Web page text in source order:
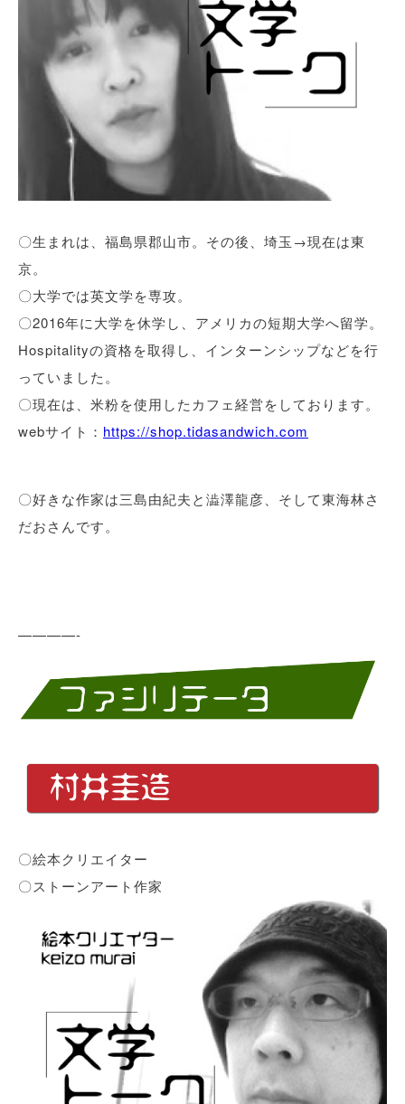
〇生まれは、福島県郡山市。その後、埼玉→現在は東
京。
〇大学では英文学を専攻。
〇2016年に大学を休学し、アメリカの短期大学へ留学。
Hospitalityの資格を取得し、インターンシップなどを行
っていました。
〇現在は、米粉を使用したカフェ経営をしております。
webサイト： https://shop.tidasandwich.com
〇好きな作家は三島由紀夫と澁澤龍彦、そして東海林さ
だおさんです。
————-
〇絵本クリエイター
〇ストーンアート作家